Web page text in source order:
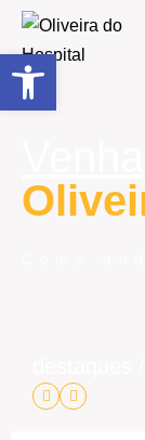
Open toolbar